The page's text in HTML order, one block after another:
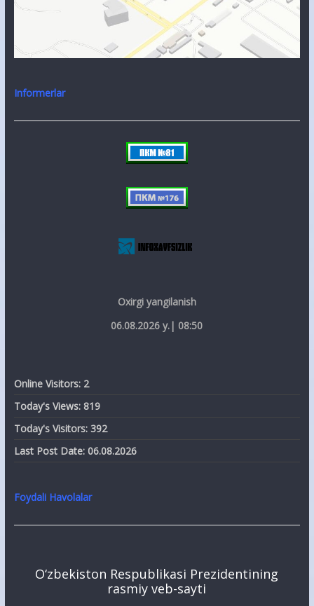
Informerlar
Oxirgi yangilanish
06.08.2026 y.| 08:50
Online Visitors: 2
Today's Views: 819
Today's Visitors: 392
Last Post Date: 06.08.2026
Foydali Havolalar
O‘zbekiston Respublikasi Prezidentining
rasmiy veb-sayti